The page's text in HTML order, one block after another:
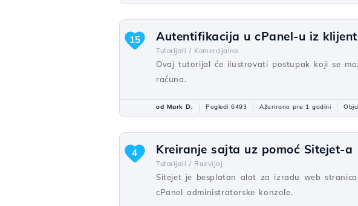
Autentifikacija u cPanel-u iz
Tutorijali / Komercijalno
Ovaj tutorijal će ilustrovati postupak koji se
računa.
15
od Mark D. Pogledi 6493 Ažurirano pre 1 godini
Kreiranje sajta uz pomoć Sitejet-a
Tutorijali / Razvijaj
Sitejet je besplatan alat za izradu web
cPanel administratorske konzole.
4